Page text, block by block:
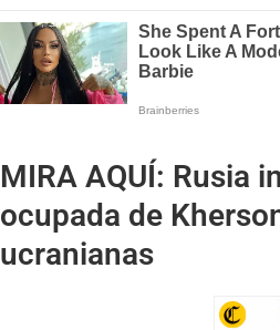
MIRA AQUÍ: Rusia
ocupada de
ucranianas